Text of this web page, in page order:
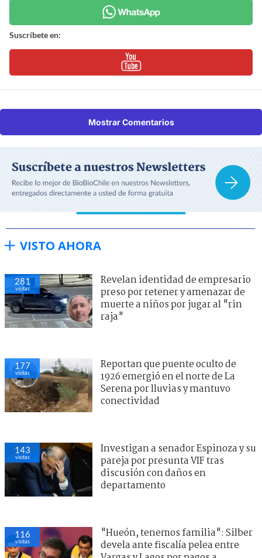
Suscríbete en:
Mostrar Comentarios
VISTO AHORA
281
visitas
Revelan identidad de empresario
preso por retener y amenazar de
muerte a niños por jugar al "rin
raja"
177
visitas
Reportan que puente oculto de
1926 emergió en el norte de La
Serena por lluvias y mantuvo
conectividad
143
visitas
Investigan a senador Espinoza y su
pareja por presunta VIF tras
discusión con daños en
departamento
116
visitas
"Hueón, tenemos familia": Silber
devela ante fiscalía pelea entre